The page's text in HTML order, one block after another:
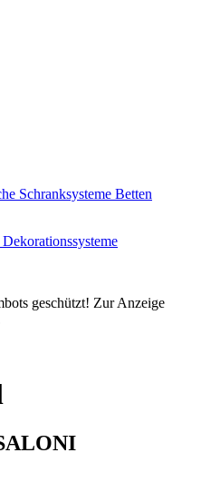
Schranksysteme Betten
Dekorationssysteme
geschützt! Zur Anzeige